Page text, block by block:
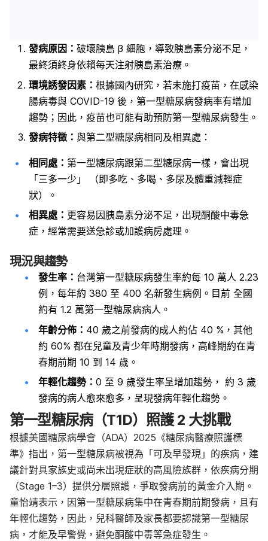
發病原因： 破壞胰島 β 細胞，導致胰島素分泌不足，
最終須終身依賴每天注射胰島素治療。
環境誘發因素： 根據國內研究，若未施打疫苗，在感染
腸病毒與 COVID-19 後，第一型糖尿病發病率有增加
趨勢；因此，疫苗也可能有助預防第一型糖尿病發生。
發病特徵： 與第二型糖尿病相同及相異處：
相同處： 第一型糖尿病跟第二型糖尿病一樣，會出現
「三多一少」 （即多吃、多喝、多尿及體重減輕症
狀）。
相異處： 更容易因胰島素分泌不足，出現酮酸中毒急
症，經常需要送急診或加護病房處理。
現況與趨勢
發生率： 台灣第一型糖尿病發生率約每 10 萬人 2.23
例，每年約 380 至 400 名新發生病例。目前 全國
約有 1.2 萬第一型糖尿病病人。
年齡分佈： 40 歲之前發病的成人約佔 40 %，其他
約 60% 都在兒童及青少年時期發病，高峰期約在青
春期前期 10 到 14 歲。
年輕化趨勢： 0 至 9 歲發生率呈增加趨勢， 約 3 歲
發病的病人愈來愈多，呈現發病年輕化趨勢。
第一型糖尿病（T1D）照護 2 大挑戰
根據美國糖尿病學會（ADA）2025《糖尿病醫療照護標
準》指出，第一型糖尿病被視為「可及早發現」的疾病，建
議針對具家族史或尚未出現症狀的高風險族群，依疾病分期
（Stage 1–3）提供分層照護，爭取發病前的黃金介入期。
童怡靖表示，因第一型糖尿病集中在青春期前期發病，且有
年輕化趨勢，因此，兒科醫師及家長都要認識第一型糖尿
病，才能及早警覺，避免酮酸中毒等急症發生。